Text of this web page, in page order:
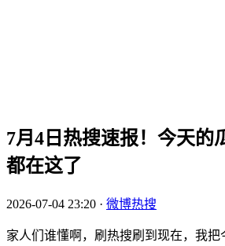
7月4日热搜速报！今天的
都在这了
2026-07-04 23:20 · 微博热搜
家人们谁懂啊，刷热搜刷到现在，我